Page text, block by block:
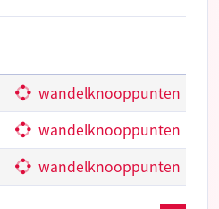
wandelknooppunten
wandelknooppunten
wandelknooppunten